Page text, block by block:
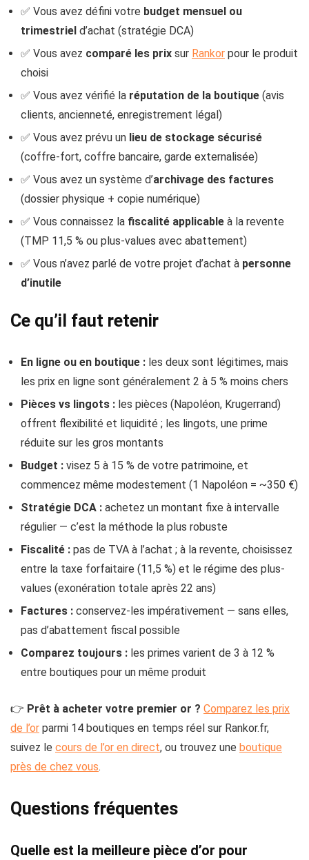
✅ Vous avez défini votre budget mensuel ou
trimestriel d’achat (stratégie DCA)
✅ Vous avez comparé les prix sur Rankor pour le produit
choisi
✅ Vous avez vérifié la réputation de la boutique (avis
clients, ancienneté, enregistrement légal)
✅ Vous avez prévu un lieu de stockage sécurisé
(coffre-fort, coffre bancaire, garde externalisée)
✅ Vous avez un système d’archivage des factures
(dossier physique + copie numérique)
✅ Vous connaissez la fiscalité applicable à la revente
(TMP 11,5 % ou plus-values avec abattement)
✅ Vous n’avez parlé de votre projet d’achat à personne
d’inutile
Ce qu’il faut retenir
En ligne ou en boutique : les deux sont légitimes, mais
les prix en ligne sont généralement 2 à 5 % moins chers
Pièces vs lingots : les pièces (Napoléon, Krugerrand)
offrent flexibilité et liquidité ; les lingots, une prime
réduite sur les gros montants
Budget : visez 5 à 15 % de votre patrimoine, et
commencez même modestement (1 Napoléon = ~350 €)
Stratégie DCA : achetez un montant fixe à intervalle
régulier — c’est la méthode la plus robuste
Fiscalité : pas de TVA à l’achat ; à la revente, choisissez
entre la taxe forfaitaire (11,5 %) et le régime des plus-
values (exonération totale après 22 ans)
Factures : conservez-les impérativement — sans elles,
pas d’abattement fiscal possible
Comparez toujours : les primes varient de 3 à 12 %
entre boutiques pour un même produit
👉 Prêt à acheter votre premier or ? Comparez les prix
de l’or parmi 14 boutiques en temps réel sur Rankor.fr,
suivez le cours de l’or en direct, ou trouvez une boutique
près de chez vous.
Questions fréquentes
Quelle est la meilleure pièce d’or pour